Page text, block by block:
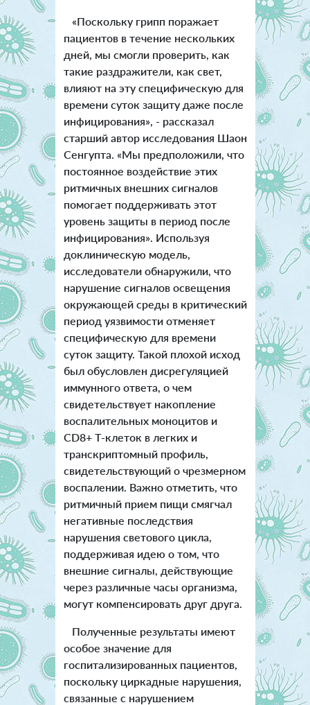
«Поскольку грипп поражает
пациентов в течение нескольких
дней, мы смогли проверить, как
такие раздражители, как свет,
влияют на эту специфическую для
времени суток защиту даже после
инфицирования», - рассказал
старший автор исследования Шаон
Сенгупта. «Мы предположили, что
постоянное воздействие этих
ритмичных внешних сигналов
помогает поддерживать этот
уровень защиты в период после
инфицирования». Используя
доклиническую модель,
исследователи обнаружили, что
нарушение сигналов освещения
окружающей среды в критический
период уязвимости отменяет
специфическую для времени
суток защиту. Такой плохой исход
был обусловлен дисрегуляцией
иммунного ответа, о чем
свидетельствует накопление
воспалительных моноцитов и
CD8+ Т-клеток в легких и
транскриптомный профиль,
свидетельствующий о чрезмерном
воспалении. Важно отметить, что
ритмичный прием пищи смягчал
негативные последствия
нарушения светового цикла,
поддерживая идею о том, что
внешние сигналы, действующие
через различные часы организма,
могут компенсировать друг друга.
Полученные результаты имеют
особое значение для
госпитализированных пациентов,
поскольку циркадные нарушения,
связанные с нарушением